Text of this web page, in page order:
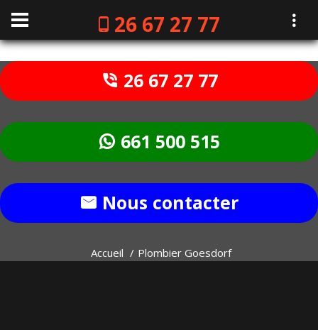
26 67 27 77
26 67 27 77
661 500 515
Nous contacter
Accueil Plombier Goesdorf